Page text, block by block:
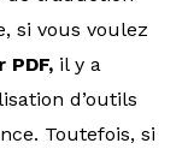
si vous voulez
il y a
d’outils
Toutefois, si